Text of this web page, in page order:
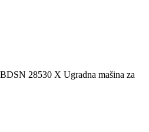
BDSN 28530 X Ugradna mašina za